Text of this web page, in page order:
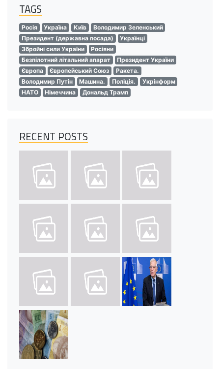
TAGS
Росія Україна Київ
Володимир Зеленський
Президент (державна посада)
Українці
Збройні сили України
Росіяни
Безпілотний літальний апарат
Президент України
Європа
Європейський Союз
Ракета.
Володимир Путін
Машина. Поліція.
Укрінформ
НАТО
Німеччина Дональд Трамп
RECENT POSTS